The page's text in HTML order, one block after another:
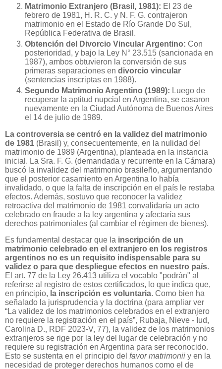
Matrimonio Extranjero (Brasil, 1981): El 23 de
febrero de 1981, H. R. C. y N. F. G. contrajeron
matrimonio en el Estado de Río Grande Do Sul,
República Federativa de Brasil.
Obtención del Divorcio Vincular Argentino: Con
posterioridad, y bajo la Ley N° 23.515 (sancionada en
1987), ambos obtuvieron la conversión de sus
primeras separaciones en divorcio vincular
(sentencias inscriptas en 1988).
Segundo Matrimonio Argentino (1989): Luego de
recuperar la aptitud nupcial en Argentina, se casaron
nuevamente en la Ciudad Autónoma de Buenos Aires
el 14 de julio de 1989.
La controversia se centró en la validez del matrimonio
de 1981 (Brasil) y, consecuentemente, en la nulidad del
matrimonio de 1989 (Argentina), planteada en la instancia
inicial. La Sra. F. G. (demandada y recurrente en la Cámara)
buscó la invalidez del matrimonio brasileño, argumentando
que el posterior casamiento en Argentina lo había
invalidado, o que la falta de inscripción en el país le restaba
efectos. Además, sostuvo que reconocer la validez
retroactiva del matrimonio de 1981 convalidaría un acto
celebrado en fraude a la ley argentina y afectaría sus
derechos patrimoniales (al cambiar el régimen de bienes).
Es fundamental destacar que la inscripción de un
matrimonio celebrado en el extranjero en los registros
argentinos no es un requisito indispensable para su
validez o para que despliegue efectos en nuestro país.
El art. 77 de la Ley 26.413 utiliza el vocablo "podrán" al
referirse al registro de estos certificados, lo que indica que,
en principio, la inscripción es voluntaria. Como bien ha
señalado la jurisprudencia y la doctrina (para ampliar ver
“La validez de los matrimonios celebrados en el extranjero
no requiere la registración en el país”, Rubaja, Nieve - Iud,
Carolina D., RDF 2023-V, 77), la validez de los matrimonios
extranjeros se rige por la ley del lugar de celebración y no
requiere su registración en Argentina para ser reconocido.
Esto se sustenta en el principio del favor matrimonii y en la
necesidad de proteger derechos humanos como el de